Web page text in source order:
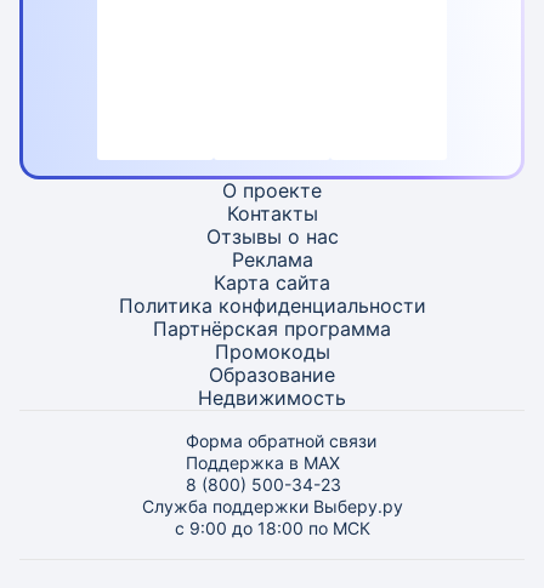
О проекте
Контакты
Отзывы о нас
Реклама
Карта сайта
Политика конфиденциальности
Партнёрская программа
Промокоды
Образование
Недвижимость
Форма обратной связи
Поддержка в MAX
8 (800) 500-34-23
Служба поддержки Выберу.ру
с 9:00 до 18:00 по МСК